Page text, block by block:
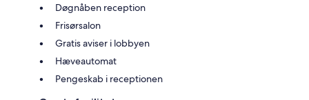
Døgnåben reception
Frisørsalon
Gratis aviser i lobbyen
Hæveautomat
Pengeskab i receptionen